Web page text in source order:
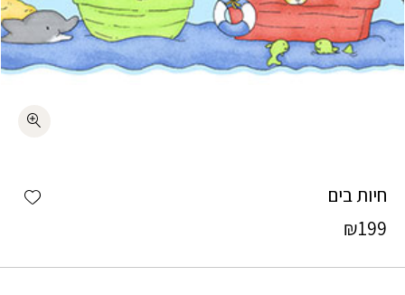
חיות בים
₪199